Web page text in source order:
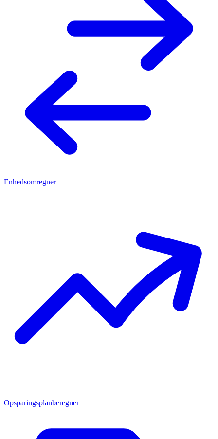
Enhedsomregner
Opsparingsplanberegner